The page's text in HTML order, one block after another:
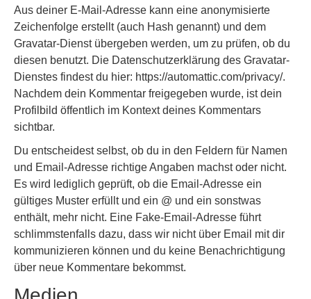
Aus deiner E-Mail-Adresse kann eine anonymisierte
Zeichenfolge erstellt (auch Hash genannt) und dem
Gravatar-Dienst übergeben werden, um zu prüfen, ob du
diesen benutzt. Die Datenschutzerklärung des Gravatar-
Dienstes findest du hier: https://automattic.com/privacy/.
Nachdem dein Kommentar freigegeben wurde, ist dein
Profilbild öffentlich im Kontext deines Kommentars
sichtbar.
Du entscheidest selbst, ob du in den Feldern für Namen
und Email-Adresse richtige Angaben machst oder nicht.
Es wird lediglich geprüft, ob die Email-Adresse ein
gültiges Muster erfüllt und ein @ und ein sonstwas
enthält, mehr nicht. Eine Fake-Email-Adresse führt
schlimmstenfalls dazu, dass wir nicht über Email mit dir
kommunizieren können und du keine Benachrichtigung
über neue Kommentare bekommst.